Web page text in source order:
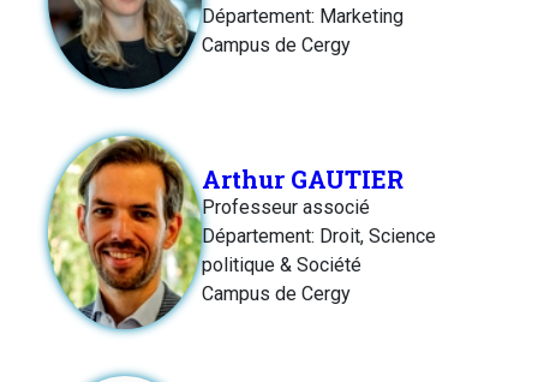
Département: Marketing
Campus de Cergy
Arthur GAUTIER
Professeur associé
Département: Droit, Science
politique & Société
Campus de Cergy